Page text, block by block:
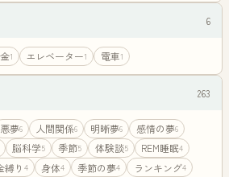
6
1 エレベーター1 電車1
263
悪夢6 人間関係6 明晰夢6 感情の夢6
脳科学5 季節5 体験談5 REM睡眠4
縛り 4 身体4 季節の夢4 ランキング4